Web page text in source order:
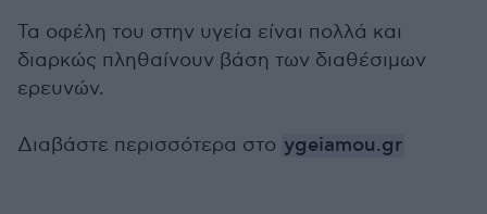
Τα οφέλη του στην υγεία είναι πολλά και
διαρκώς πληθαίνουν βάση των διαθέσιμων
ερευνών.
Διαβάστε περισσότερα στο ygeiamou.gr